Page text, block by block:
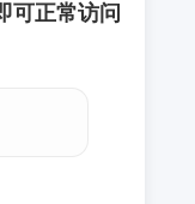
可正常访问